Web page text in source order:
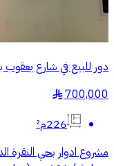
دور للبيع في شارع
700,000
§
226م²